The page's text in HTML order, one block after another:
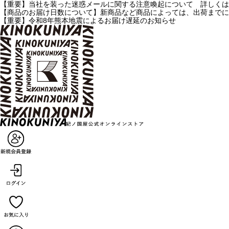
【重要】当社を装った迷惑メールに関する注意喚起について 詳しく
【商品のお届け日数について】新商品など商品によっては、出荷ま
【重要】令和8年熊本地震によるお届け遅延のお知らせ